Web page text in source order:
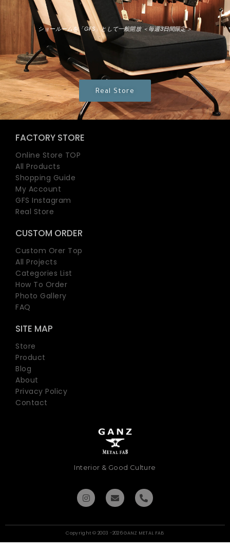
ショールームを「GFS」として一般開放 ＜毎週3日間限定＞
Real Store
FACTORY STORE
Online Store TOP
All Products
Shopping Guide
My Account
GFS Instagram
Real Store
CUSTOM ORDER
Custom Orer Top
All Projects
Categories List
How To Order
Photo Gallery
FAQ
SITE MAP
Store
Product
Blog
About
Privacy Policy
Contact
Interior & Good Culture
Copyright © 2003 -2026 GANZ METAL FAB